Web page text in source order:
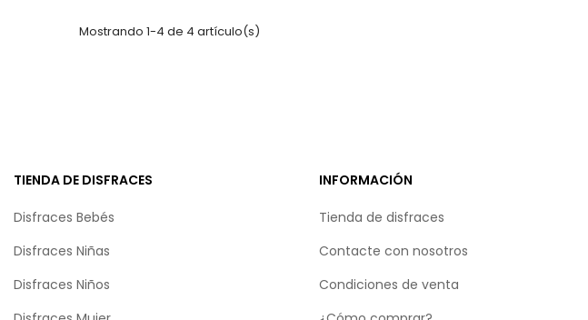
Mostrando 1-4 de 4 artículo(s)
TIENDA DE DISFRACES
Disfraces Bebés
Disfraces Niñas
Disfraces Niños
INFORMACIÓN
Tienda de disfraces
Contacte con nosotros
Condiciones de venta